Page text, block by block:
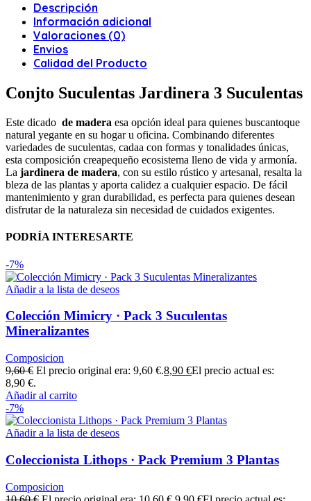
Descripción
Información adicional
Valoraciones (0)
Envios
Calidad del Producto
Conjto Suculentas Jardinera 3 Suculentas
Este dicado de madera esa opción ideal para quienes buscantoque
natural yegante en su hogar u oficina. Combinando diferentes
variedades de suculentas, cadaa con formas y tonalidades únicas,
esta composición creapequeño ecosistema lleno de vida y armonía.
La jardinera de madera, con su estilo rústico y artesanal, resalta la
bleza de las plantas y aporta calidez a cualquier espacio. De fácil
mantenimiento y gran durabilidad, es perfecta para quienes desean
disfrutar de la naturaleza sin necesidad de cuidados exigentes.
PODRÍA INTERESARTE
-7%
Añadir a la lista de deseos
Colección Mimicry · Pack 3 Suculentas
Mineralizantes
Composicion
9,60€ El precio original era: 9,60 €.8,90 €El precio actual es:
8,90 €.
Añadir al carrito
-7%
Añadir a la lista de deseos
Coleccionista Lithops · Pack Premium 3 Plantas
Composicion